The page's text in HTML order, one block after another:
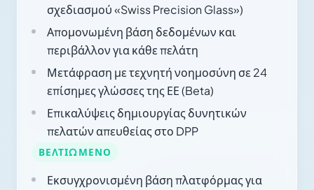
σχεδιασμού «Swiss Precision Glass»)
Απομονωμένη βάση δεδομένων και
περιβάλλον για κάθε πελάτη
Μετάφραση με τεχνητή νοημοσύνη σε 24
επίσημες γλώσσες της ΕΕ (Beta)
Επικαλύψεις δημιουργίας δυνητικών
πελατών απευθείας στο DPP
ΒΕΛΤΙΩΜΈΝΟ
Εκσυγχρονισμένη βάση πλατφόρμας για